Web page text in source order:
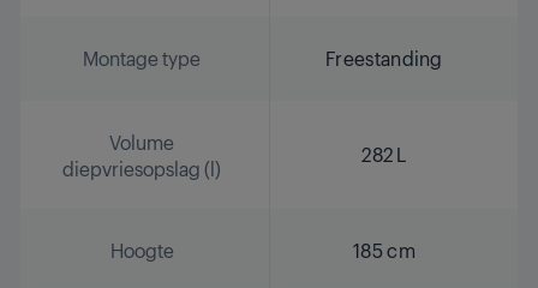
Montage type Freestanding
Volume
diepvriesopslag (l)
282 L
Hoogte 185 cm